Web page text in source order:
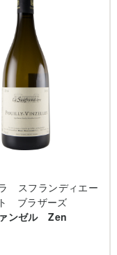
スフランディエー
ブラザーズ
ンゼル Zen